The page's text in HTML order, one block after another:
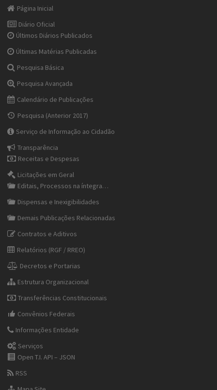
Página Inicial
Diário Oficial
Últimos Diários Publicados
Últimas Matérias Publicadas
Pesquisa Básica
Pesquisa Avançada
Calendário de Publicações
Pesquisa (Anterior 2017)
Serviço de Informação ao Cidadão
Transparência
Receitas e Despesas
Licitações em Geral
Editais, Processos na íntegra…
Dispensas e Inexigibilidades
Demais Publicações Relacionadas
Contratos e Aditivos
Relatórios (RGF / RREO)
Decretos e Portarias
Estrutura Organizacional
Transferências Constitucionais
Convênios Federais
Informações Entidade
Serviços
Open T.I. API – JSON
RSS